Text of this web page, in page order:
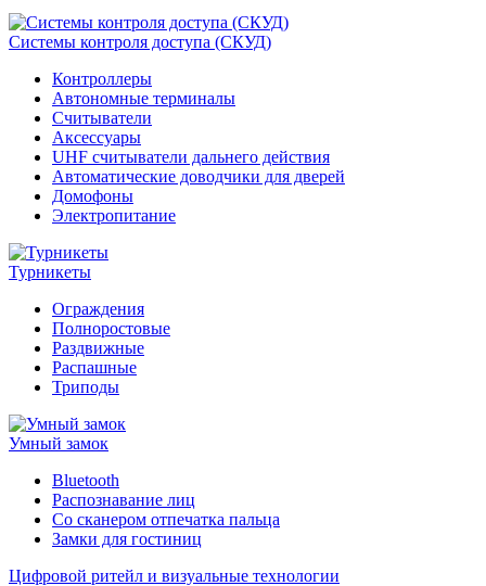
Системы контроля доступа (СКУД)
Контроллеры
Автономные терминалы
Считыватели
Аксессуары
UHF считыватели дальнего действия
Автоматические доводчики для дверей
Домофоны
Электропитание
Турникеты
Ограждения
Полноростовые
Раздвижные
Распашные
Триподы
Умный замок
Bluetooth
Распознавание лиц
Со сканером отпечатка пальца
Замки для гостиниц
Цифровой ритейл и визуальные технологии